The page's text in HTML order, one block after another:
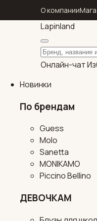
О компании
Lapinland
Поиск по
Онлайн-чат
Новинки
По брендам
Guess
Molo
Sanetta
MONIKAMO
Piccino Bellino
ДЕВОЧКАМ